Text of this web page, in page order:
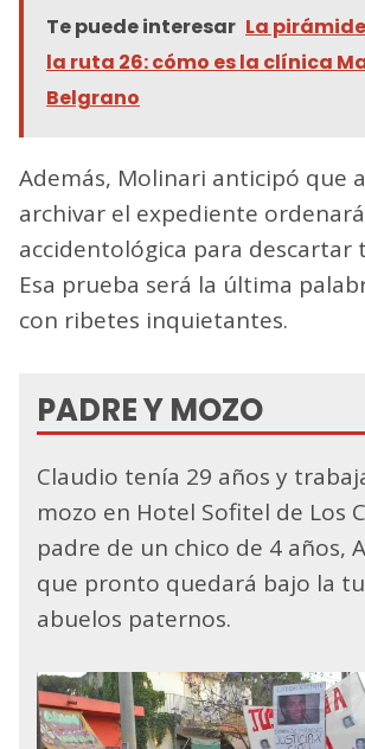
Te puede interesar La
la ruta 26: cómo es la clínica
Belgrano
Además, Molinari anticipó que
archivar el expediente
accidentológica para descartar
Esa prueba será la última
con ribetes inquietantes.
PADRE Y MOZO
Claudio tenía 29 años y
mozo en Hotel Sofitel de Los
padre de un chico de 4 años,
que pronto quedará bajo la
abuelos paternos.